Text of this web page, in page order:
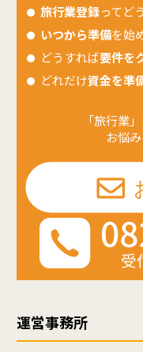
旅行業登録ってど
いつから準備を始
どうすれば要件を
どれだけ資金を準
「旅行業
お悩
運営事務所